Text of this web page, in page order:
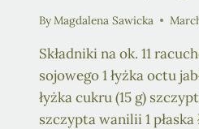
ByMagdalena Sawicka
Składniki na ok. 11
sojowego 1 łyżka octu
łyżka cukru (15 g)
szczypta wanilii 1